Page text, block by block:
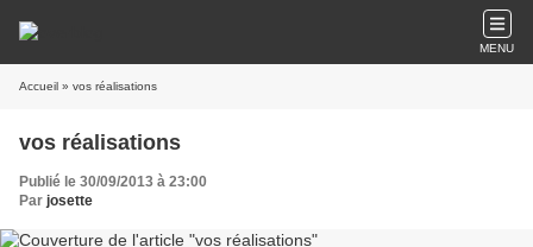
MENU
Accueil » vos réalisations
vos réalisations
Publié le 30/09/2013 à 23:00
Par josette